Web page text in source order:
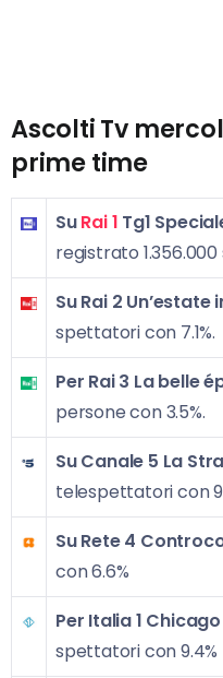
Ascolti Tv
prime time
SuRai 1 Tg1
registrato
Su Rai 2 Un’estate
spettatori con 7.1%.
Per Rai 3 La belle
persone con 3.5%.
Su Canale 5 La
telespettatori con
Su Rete 4
con 6.6%
Per Italia 1
spettatori con 9.4%